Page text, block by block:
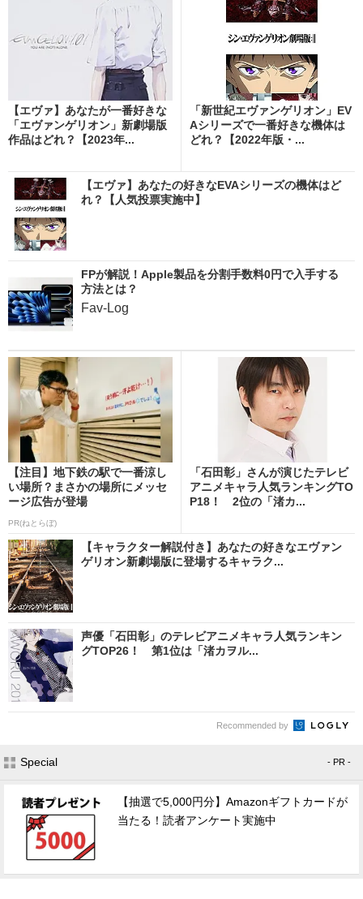
【エヴァ】あなたが一番好きな
「エヴァンゲリオン」新劇場版
作品はどれ？【2023年...
「新世紀エヴァンゲリオン」EV
Aシリーズで一番好きな機体は
どれ？【2022年版・...
【エヴァ】あなたの好きなEVAシリーズの機体はど
れ？【人気投票実施中】
FPが解説！Apple製品を分割手数料0円で入手する
方法とは？
Fav-Log
【注目】地下鉄の駅で一番涼し
い場所？まさかの場所にメッセ
ージ広告が登場
PR(ねとらぼ)
「石田彰」さんが演じたテレビ
アニメキャラ人気ランキングTO
P18！ 2位の「渚カ...
【キャラクター解説付き】あなたの好きなエヴァン
ゲリオン新劇場版に登場するキャラク...
声優「石田彰」のテレビアニメキャラ人気ランキン
グTOP26！ 第1位は「渚カヲル...
Recommended by
Special - PR -
【抽選で5,000円分】Amazonギフトカードが
当たる！読者アンケート実施中